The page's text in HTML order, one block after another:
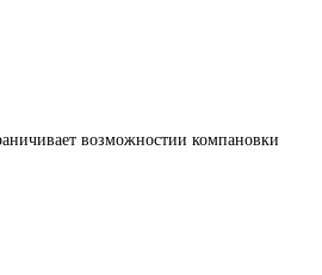
возможностии компановки